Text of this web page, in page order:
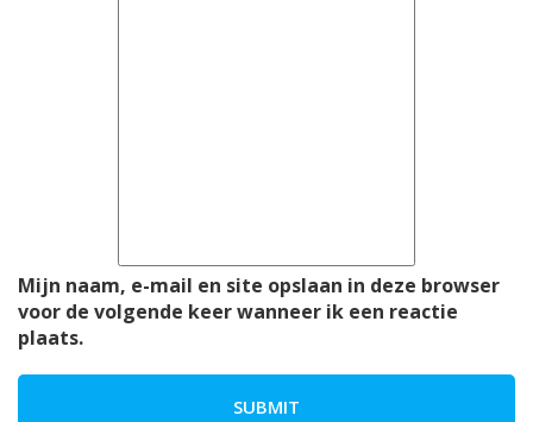
Mijn naam, e-mail en site opslaan in deze browser
voor de volgende keer wanneer ik een reactie
plaats.